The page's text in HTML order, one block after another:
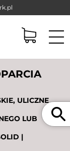
ULICZNE
LUB
|
Szukaj